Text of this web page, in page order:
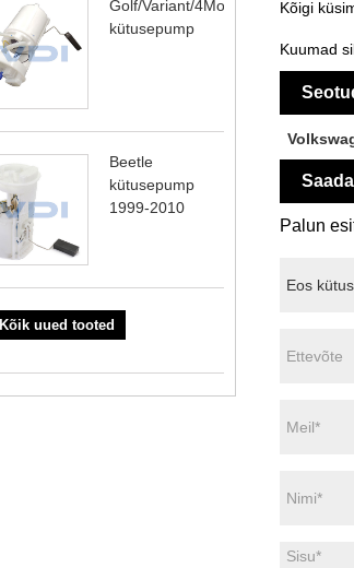
Golf/Variant/4Motion
kütusepump
Beetle
kütusepump
1999-2010
Kõik uued tooted
Kõigi
Kuumad
Palun